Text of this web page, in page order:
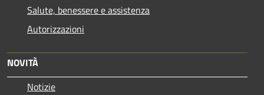
Salute, benessere e assistenza
Autorizzazioni
NOVITÀ
Notizie